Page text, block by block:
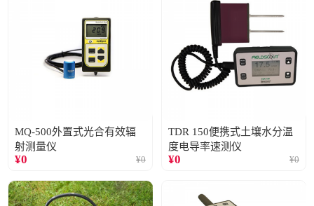
MQ-500外置式光合有效辐
射测量仪
¥0 ¥0
TDR 150便携式土壤水分温
度电导率速测仪
¥0 ¥0